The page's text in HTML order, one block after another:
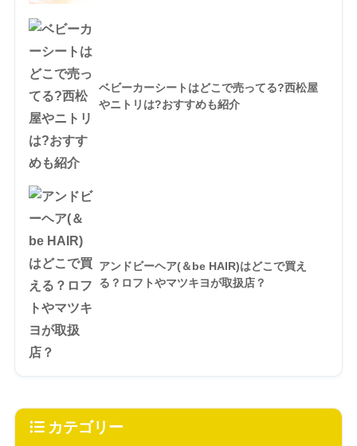
ベビーカーシートはどこで売ってる?西松屋
やニトリは?おすすめも紹介
アンドビーヘア(＆be HAIR)はどこで買え
る？ロフトやマツキヨが取扱店？
カテゴリー